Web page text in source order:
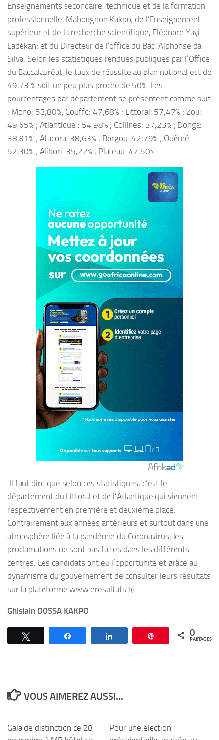
Enseignements secondaire, technique et de la formation
professionnelle, Mahougnon Kakpo; de l’Enseignement
supérieur et de la recherche scientifique, Eléonore Yayi
Ladékan; et du Directeur de l’office du Bac, Alphonse da
Silva. Selon les statistiques rendues publiques par l’Office
du Baccalauréat, le taux de réussite au plan national est de
49,73 % soit un peu plus proche de 50%. Les
pourcentages par département se présentent comme suit
: Mono: 53,80%, Couffo: 47,68% ; Littoral: 57,47% ; Zou:
49,65% ; Atlantique : 54,98% ; Collines: 37,23% ; Donga:
38,81% ; Atacora: 38,63% ; Borgou: 42,79% ; Ouémé:
52,30% ; Alibori: 35,22% ; Plateau: 47,50%.
Il faut dire que selon ces statistiques, c’est le
département du Littoral et de l’Atlantique qui viennent
respectivement en première et deuxième place.
Contrairement aux années antérieurs et surtout dans une
atmosphère liée à la pandémie du Coronavirus, les
proclamations ne sont pas faites dans les différents
centres. Les candidats ont eu l’opportunité et grâce au
dynamisme du gouvernement de consulter leurs résultats
sur la plateforme www.eresultats.bj.
Ghislain DOSSA KAKPO
Épingle 0
PARTAGES
VOUS AIMEREZ AUSSI...
Gala de distinction ce 28
Pour une élection